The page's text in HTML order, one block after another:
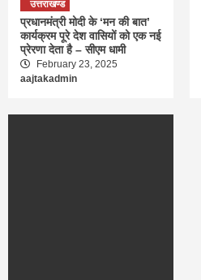
उत्तराखण्ड
प्रधानमंत्री मोदी के ‘मन की बात’
कार्यक्रम पूरे देश वासियों को एक नई
प्रेरणा देता है – सीएम धामी
February 23, 2025
aajtakadmin